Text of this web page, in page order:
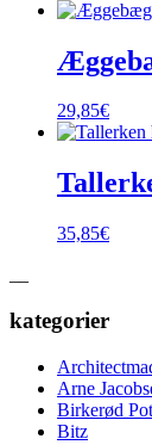
29,85€
35,85€
kategorier
Arne
Birkerød
Bitz